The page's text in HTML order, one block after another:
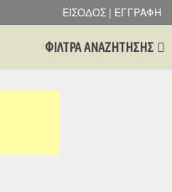
ΕΙΣΟΔΟΣ | ΕΓΓΡΑΦΗ
ΦΙΛΤΡΑ ΑΝΑΖΗΤΗΣΗΣ